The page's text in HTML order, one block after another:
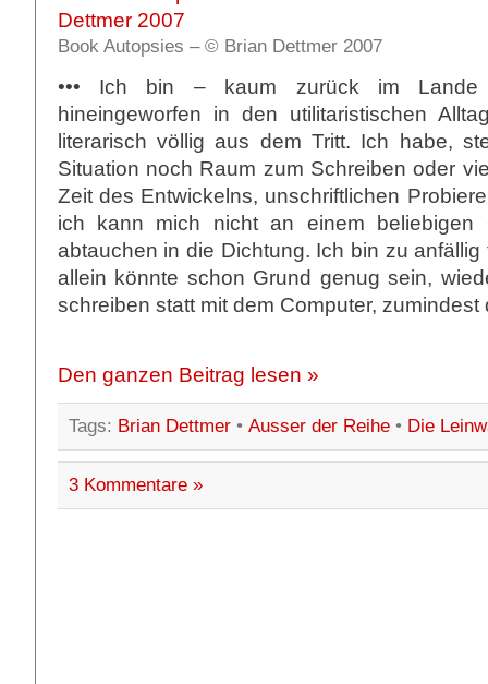
Book Autopsies – © Brian Dettmer 2007
••• Ich bin – kaum zurück im
hineingeworfen in den utilitaristischen
literarisch völlig aus dem Tritt. Ich habe,
Situation noch Raum zum Schreiben oder
Zeit des Entwickelns, unschriftlichen
ich kann mich nicht an einem beliebigen
abtauchen in die Dichtung. Ich bin zu
allein könnte schon Grund genug sein,
schreiben statt mit dem Computer, zumindest
Den ganzen Beitrag lesen »
Tags: Brian Dettmer• Ausser der Reihe• Die
3 Kommentare »